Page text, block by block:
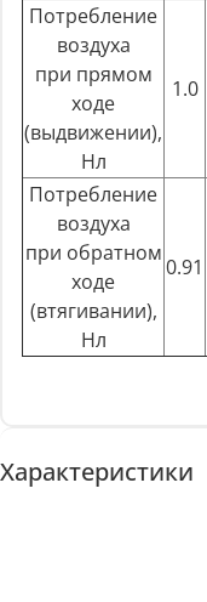
Потребление
воздуха
при прямом
ходе
(выдвижении),
Нл
1.0
Потребление
воздуха
при обратном
ходе
(втягивании),
Нл
0.91
Характеристики